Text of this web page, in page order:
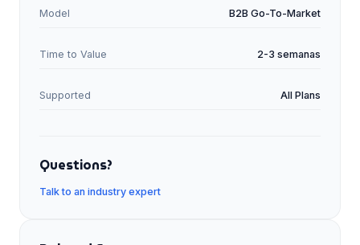
Model B2B Go-To-Market
Time to Value 2-3 semanas
Supported All Plans
Questions?
Talk to an industry expert